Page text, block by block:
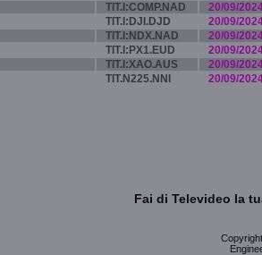
TIT.I:COMP.NAD
20/09/
TIT.I:DJI.DJD
20/09/
TIT.I:NDX.NAD
20/09/
TIT.I:PX1.EUD
20/09/
TIT.I:XAO.AUS
20/09/
TIT.N225.NNI 20/09/
Fai di Televideo la